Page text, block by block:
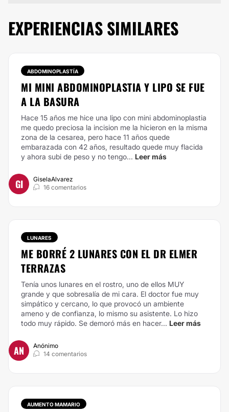
EXPERIENCIAS SIMILARES
ABDOMINOPLASTÍA
MI MINI ABDOMINOPLASTIA Y LIPO SE FUE
A LA BASURA
Hace 15 años me hice una lipo con mini abdominoplastia
me quedo preciosa la incision me la hicieron en la misma
zona de la cesarea, pero hace 11 años quede
embarazada con 42 años, resultado quede muy flacida
y ahora subi de peso y no tengo... Leer más
GI
GiselaAlvarez
16 comentarios
LUNARES
ME BORRÉ 2 LUNARES CON EL DR ELMER
TERRAZAS
Tenía unos lunares en el rostro, uno de ellos MUY
grande y que sobresalía de mi cara. El doctor fue muy
simpático y cercano, lo que provocó un ambiente
ameno y de confianza, lo mismo su asistente. Lo hizo
todo muy rápido. Se demoró más en hacer... Leer más
AN
Anónimo
14 comentarios
AUMENTO MAMARIO